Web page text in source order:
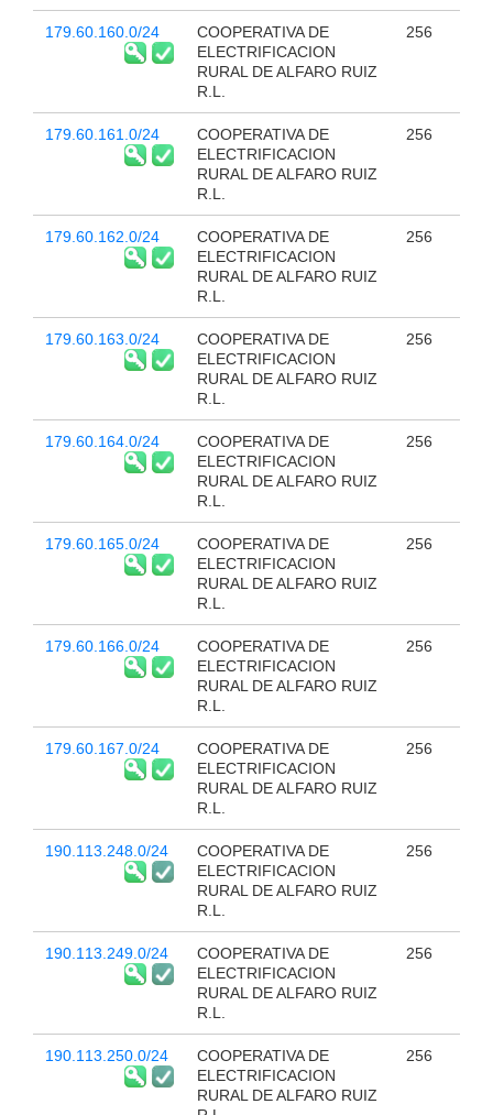
179.60.160.0/24
COOPERATIVA DE
ELECTRIFICACION
RURAL DE ALFARO RUIZ
R.L.
256
179.60.161.0/24
COOPERATIVA DE
ELECTRIFICACION
RURAL DE ALFARO RUIZ
R.L.
256
179.60.162.0/24
COOPERATIVA DE
ELECTRIFICACION
RURAL DE ALFARO RUIZ
R.L.
256
179.60.163.0/24
COOPERATIVA DE
ELECTRIFICACION
RURAL DE ALFARO RUIZ
R.L.
256
179.60.164.0/24
COOPERATIVA DE
ELECTRIFICACION
RURAL DE ALFARO RUIZ
R.L.
256
179.60.165.0/24
COOPERATIVA DE
ELECTRIFICACION
RURAL DE ALFARO RUIZ
R.L.
256
179.60.166.0/24
COOPERATIVA DE
ELECTRIFICACION
RURAL DE ALFARO RUIZ
R.L.
256
179.60.167.0/24
COOPERATIVA DE
ELECTRIFICACION
RURAL DE ALFARO RUIZ
R.L.
256
190.113.248.0/24
COOPERATIVA DE
ELECTRIFICACION
RURAL DE ALFARO RUIZ
R.L.
256
190.113.249.0/24
COOPERATIVA DE
ELECTRIFICACION
RURAL DE ALFARO RUIZ
R.L.
256
190.113.250.0/24
COOPERATIVA DE
ELECTRIFICACION
RURAL DE ALFARO RUIZ
256